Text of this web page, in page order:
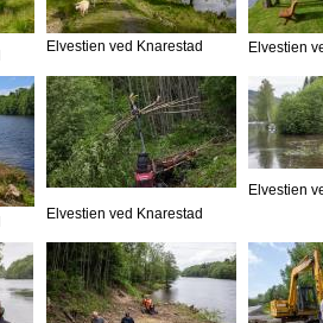
Elvestien ved Knarestad Elvestien
Elvestien ved Knarestad
Elvestien